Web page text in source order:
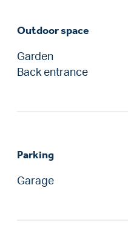
Outdoor space
Garden
Back entrance
Parking
Garage